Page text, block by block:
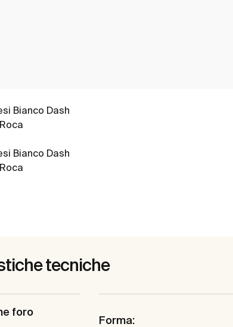
tecniche
foro
Forma: